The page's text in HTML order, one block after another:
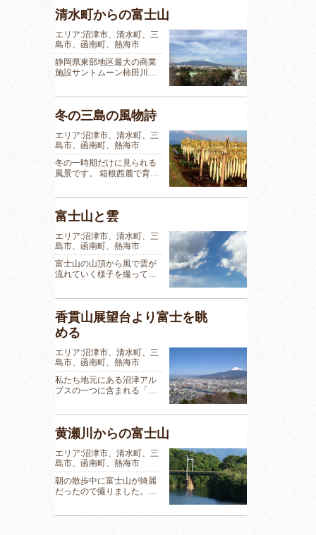
清水町からの富士山
エリア:沼津市、清水町、三
島市、函南町、熱海市
静岡県東部地区最大の商業
施設サントムーン柿田川…
冬の三島の風物詩
エリア:沼津市、清水町、三
島市、函南町、熱海市
冬の一時期だけに見られる
風景です。 箱根西麓で育…
富士山と雲
エリア:沼津市、清水町、三
島市、函南町、熱海市
富士山の山頂から風で雲が
流れていく様子を撮って…
香貫山展望台より富士を眺
める
エリア:沼津市、清水町、三
島市、函南町、熱海市
私たち地元にある沼津アル
プスの一つに含まれる「…
黄瀬川からの富士山
エリア:沼津市、清水町、三
島市、函南町、熱海市
朝の散歩中に富士山が綺麗
だったので撮りました。…